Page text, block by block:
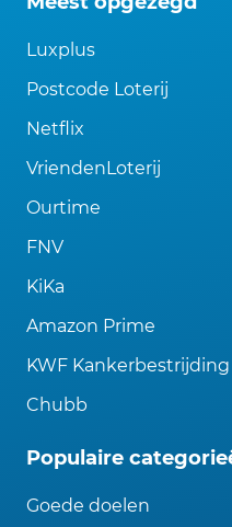
Luxplus
Postcode Loterij
Netflix
VriendenLoterij
Ourtime
FNV
KiKa
Amazon Prime
KWF Kankerbestrijding
Chubb
Populaire
Goede doelen